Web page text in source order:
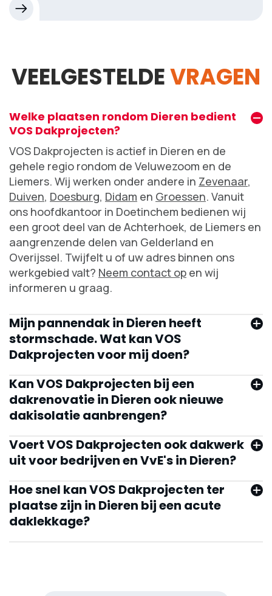
VEELGESTELDEVRAGEN
Welke plaatsen rondom Dieren bedient
VOS Dakprojecten?
VOS Dakprojecten is actief in Dieren en de
gehele regio rondom de Veluwezoom en de
Liemers. Wij werken onder andere in Zevenaar,
Duiven, Doesburg, Didam en Groessen. Vanuit
ons hoofdkantoor in Doetinchem bedienen wij
een groot deel van de Achterhoek, de Liemers en
aangrenzende delen van Gelderland en
Overijssel. Twijfelt u of uw adres binnen ons
werkgebied valt? Neem contact op en wij
informeren u graag.
Mijn pannendak in Dieren heeft
stormschade. Wat kan VOS
Dakprojecten voor mij doen?
reparatie van uw schuine pannendak
vervanging van de dakpannen
vrijblijvende offerte aan
Kan VOS Dakprojecten bij een
dakrenovatie in Dieren ook nieuwe
dakisolatie aanbrengen?
dakisolatie
Voert VOS Dakprojecten ook dakwerk
uit voor bedrijven en VvE's in Dieren?
reparatie van platte daken
Hoe snel kan VOS Dakprojecten ter
plaatse zijn in Dieren bij een acute
daklekkage?